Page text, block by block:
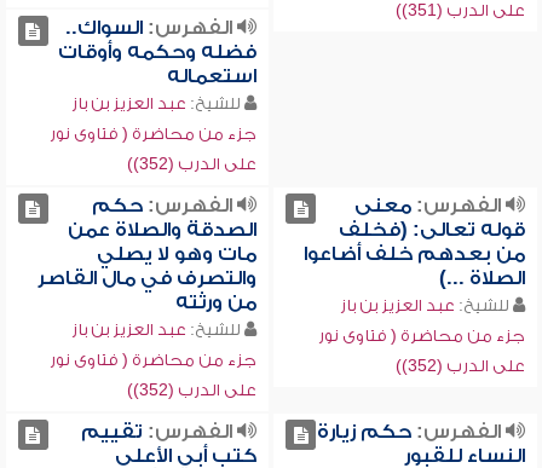
على الدرب (351))
الفهرس:السواك..
فضله وحكمه وأوقات
استعماله
للشيخ: عبد العزيز بن باز
جزء من محاضرة ( فتاوى نور
على الدرب (352))
الفهرس:معنى
قوله تعالى: (فخلف
من بعدهم خلف أضاعوا
الصلاة ...)
للشيخ: عبد العزيز بن باز
جزء من محاضرة ( فتاوى نور
على الدرب (352))
الفهرس:حكم
الصدقة والصلاة عمن
مات وهو لا يصلي
والتصرف في مال القاصر
من ورثته
للشيخ: عبد العزيز بن باز
جزء من محاضرة ( فتاوى نور
على الدرب (352))
الفهرس:حكم زيارة
النساء للقبور
الفهرس: تقييم
كتب أبي الأعلى